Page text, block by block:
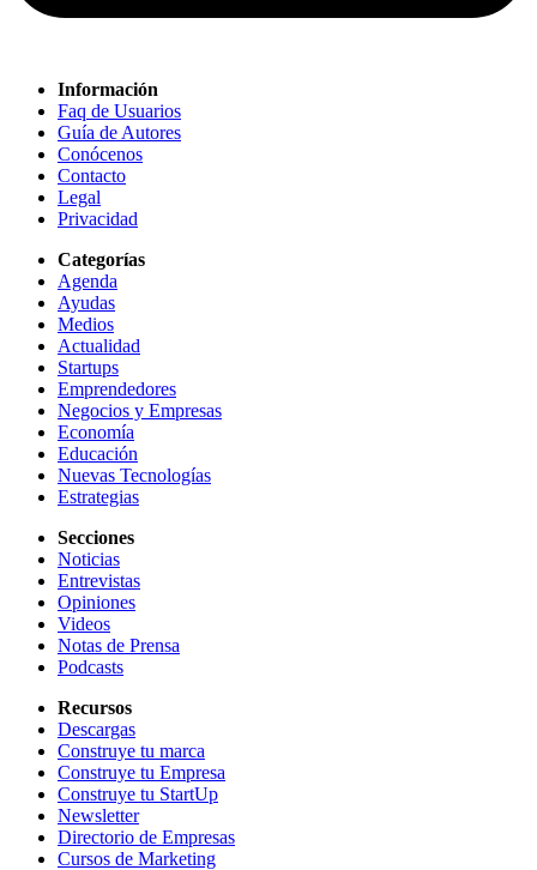
Información
Faq de Usuarios
Guía de Autores
Conócenos
Contacto
Legal
Privacidad
Categorías
Agenda
Ayudas
Medios
Actualidad
Startups
Emprendedores
Negocios y Empresas
Economía
Educación
Nuevas Tecnologías
Estrategias
Secciones
Noticias
Entrevistas
Opiniones
Videos
Notas de Prensa
Podcasts
Recursos
Descargas
Construye tu marca
Construye tu Empresa
Construye tu StartUp
Newsletter
Directorio de Empresas
Cursos de Marketing